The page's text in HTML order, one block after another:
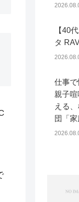
【40
タ
仕事
親子
える
団「